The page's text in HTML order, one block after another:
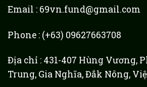
Email : 69vn.fund@gmail.com
Phone : (+63) 09627663708
Địa chỉ : 431-407 Hùng Vương,
Trung, Gia Nghĩa, Đắk Nông,